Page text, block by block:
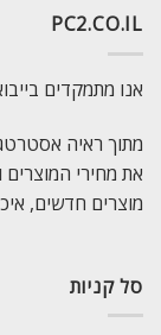
PC2.CO.IL
אנו מתמקדים
מתוך ראיה
את מחירי
מוצרים חדשים,
סל קניות